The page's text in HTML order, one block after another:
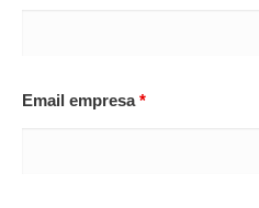
Email empresa*